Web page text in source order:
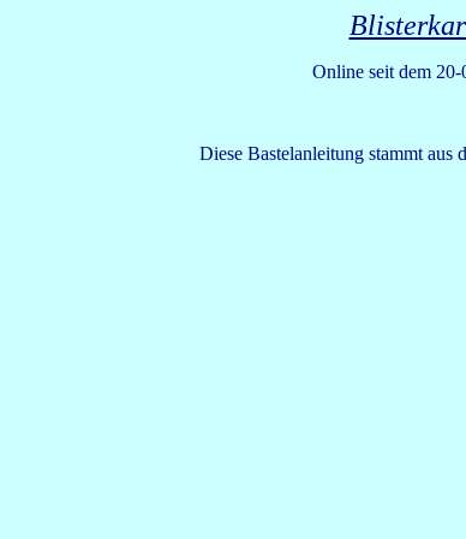
Online seit dem 20-
Diese Bastelanleitung stammt aus